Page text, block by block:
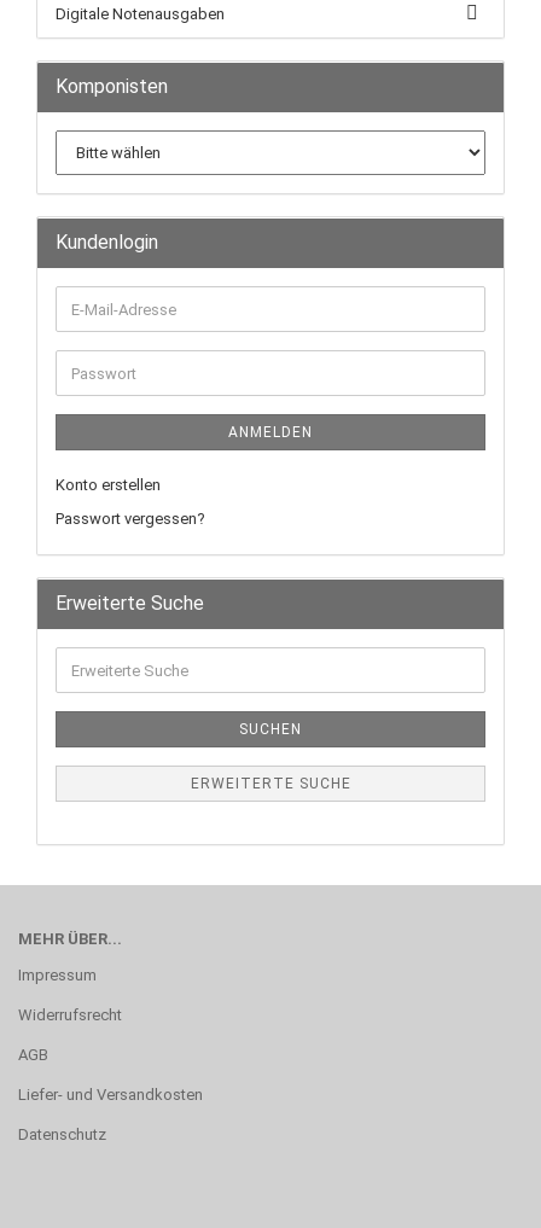
Digitale Notenausgaben
Komponisten
Kundenlogin
ANMELDEN
Konto erstellen
Passwort vergessen?
Erweiterte Suche
SUCHEN
ERWEITERTE SUCHE
MEHR ÜBER...
Impressum
Widerrufsrecht
AGB
Liefer- und Versandkosten
Datenschutz